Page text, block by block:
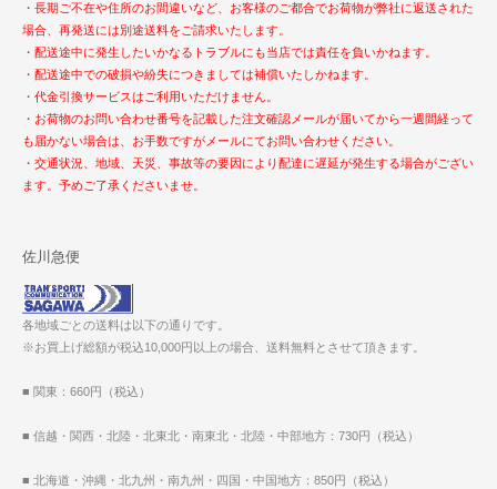
・長期ご不在や住所のお間違いなど、お客様のご都合でお荷物が弊社に返送された
場合、再発送には別途送料をご請求いたします。
・配送途中に発生したいかなるトラブルにも当店では責任を負いかねます。
・配送途中での破損や紛失につきましては補償いたしかねます。
・代金引換サービスはご利用いただけません。
・お荷物のお問い合わせ番号を記載した注文確認メールが届いてから一週間経って
も届かない場合は、お手数ですがメールにてお問い合わせください。
・交通状況、地域、天災、事故等の要因により配達に遅延が発生する場合がござい
ます。予めご了承くださいませ。
佐川急便
各地域ごとの送料は以下の通りです。
※お買上げ総額が税込10,000円以上の場合、送料無料とさせて頂きます。
■ 関東：660円（税込）
■ 信越・関西・北陸・北東北・南東北・北陸・中部地方：730円（税込）
■ 北海道・沖縄・北九州・南九州・四国・中国地方：850円（税込）